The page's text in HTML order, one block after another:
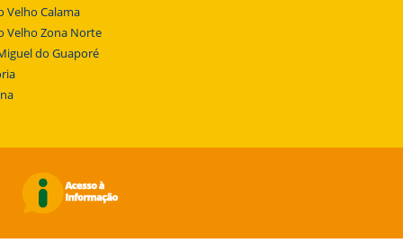
Velho Calama
Velho Zona Norte
do Guaporé